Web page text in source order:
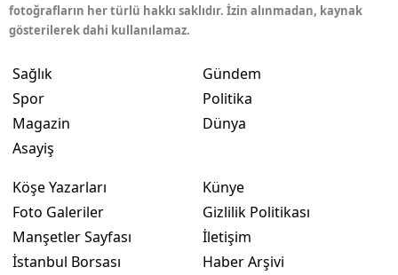
fotoğrafların her türlü hakkı saklıdır. İzin alınmadan, kaynak
gösterilerek dahi kullanılamaz.
Sağlık
Spor
Magazin
Asayiş
Gündem
Politika
Dünya
Köşe Yazarları
Foto Galeriler
Manşetler Sayfası
İstanbul Borsası
Künye
Gizlilik Politikası
İletişim
Haber Arşivi